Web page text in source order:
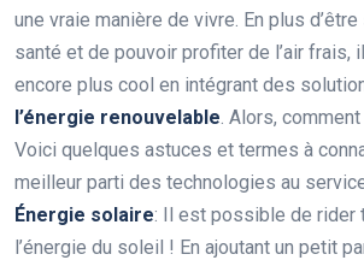
une vraie manière de vivre. En plus
santé et de pouvoir profiter de l’air frais,
encore plus cool en intégrant des
l’énergie renouvelable. Alors,
Voici quelques astuces et termes à
meilleur parti des technologies au
Énergie solaire: Il est possible de rider
l’énergie du soleil ! En ajoutant un petit